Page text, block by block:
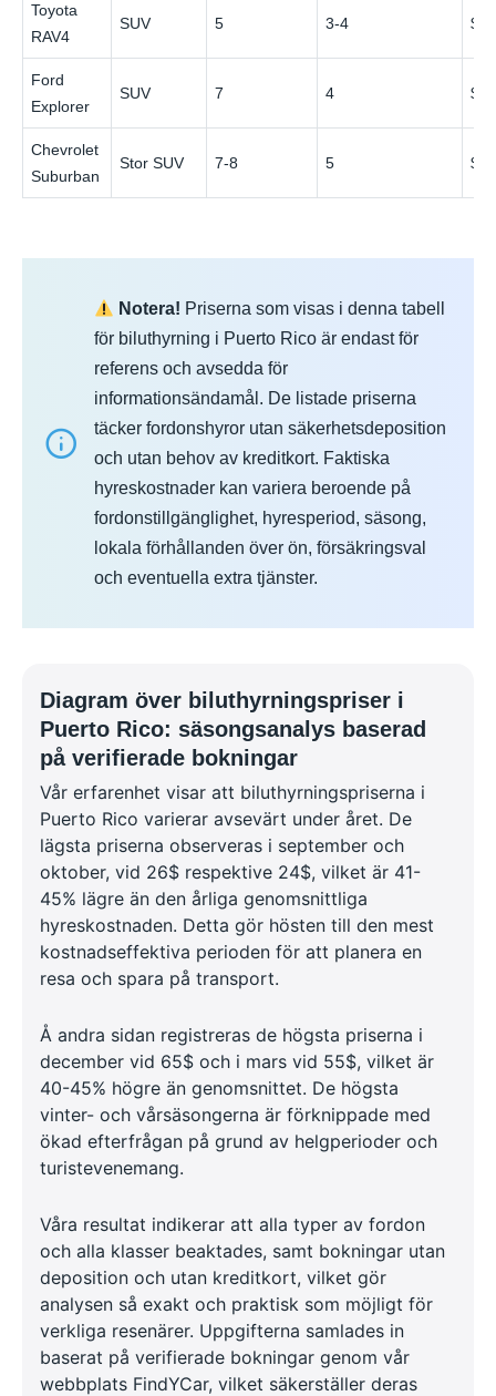
Toyota
RAV4
SUV 5 3-4
Ford
Explorer
SUV 7 4
Chevrolet
Suburban
Stor SUV 7-8 5
Notera! Priserna som visas i denna tabell
för biluthyrning i Puerto Rico är endast för
referens och avsedda för
informationsändamål. De listade priserna
täcker fordonshyror utan säkerhetsdeposition
och utan behov av kreditkort. Faktiska
hyreskostnader kan variera beroende på
fordonstillgänglighet, hyresperiod, säsong,
lokala förhållanden över ön, försäkringsval
och eventuella extra tjänster.
Diagram över biluthyrningspriser i
Puerto Rico: säsongsanalys baserad
på verifierade bokningar
Vår erfarenhet visar att biluthyrningspriserna i
Puerto Rico varierar avsevärt under året. De
lägsta priserna observeras i september och
oktober, vid 26$ respektive 24$, vilket är 41-
45% lägre än den årliga genomsnittliga
hyreskostnaden. Detta gör hösten till den mest
kostnadseffektiva perioden för att planera en
resa och spara på transport.
Å andra sidan registreras de högsta priserna i
december vid 65$ och i mars vid 55$, vilket är
40-45% högre än genomsnittet. De högsta
vinter- och vårsäsongerna är förknippade med
ökad efterfrågan på grund av helgperioder och
turistevenemang.
Våra resultat indikerar att alla typer av fordon
och alla klasser beaktades, samt bokningar utan
deposition och utan kreditkort, vilket gör
analysen så exakt och praktisk som möjligt för
verkliga resenärer. Uppgifterna samlades in
baserat på verifierade bokningar genom vår
webbplats FindYCar, vilket säkerställer deras